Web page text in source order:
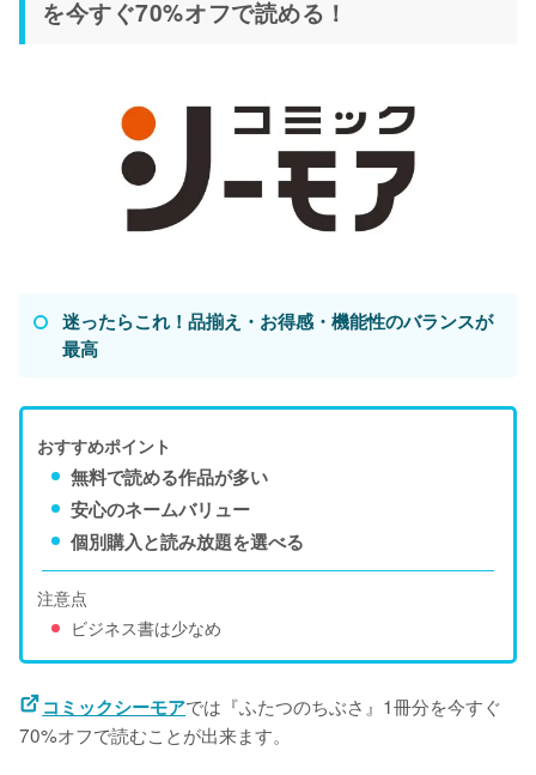
を今すぐ70%オフで読める！
迷ったらこれ！品揃え・お得感・機能性のバランスが
最高
おすすめポイント
無料で読める作品が多い
安心のネームバリュー
個別購入と読み放題を選べる
注意点
ビジネス書は少なめ
コミックシーモアでは『ふたつのちぶさ』1冊分を今すぐ
70%オフで読むことが出来ます。